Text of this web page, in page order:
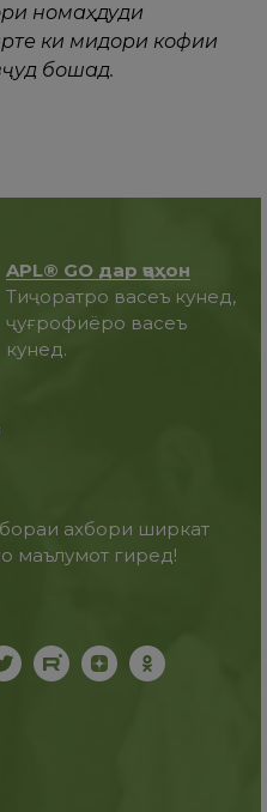
номаҳдуди
ки миқдори кофии
бошад.
APL® GO дар ҷаҳон
Тиҷоратро васеъ кунед,
ҷуғрофиёро васеъ
кунед.
ахбори ширкат
маълумот гиред!